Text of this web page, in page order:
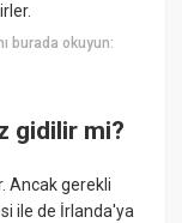
burada okuyun:
gidilir mi?
Ancak gerekli
ile de İrlanda'ya